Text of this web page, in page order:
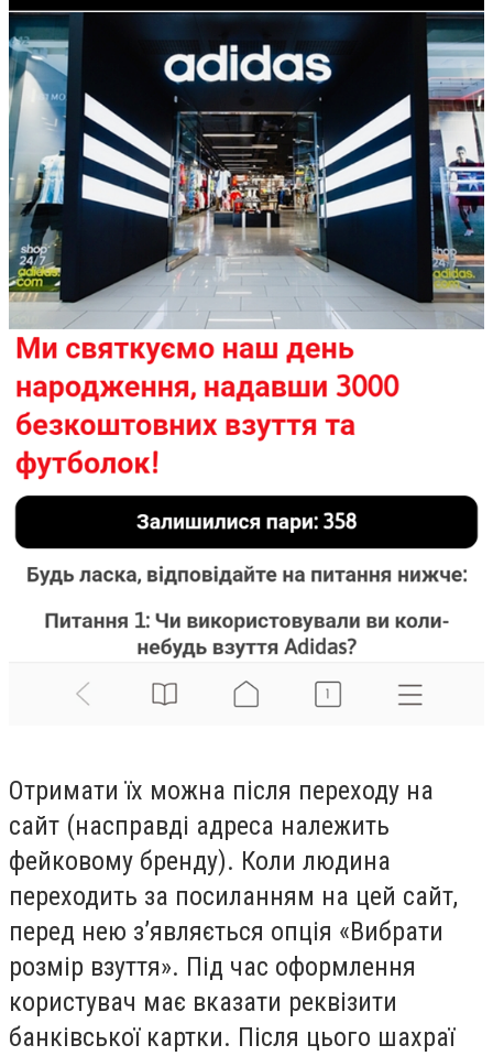
Отримати їх можна після переходу на
сайт (насправді адреса належить
фейковому бренду). Коли людина
переходить за посиланням на цей сайт,
перед нею з’являється опція «Вибрати
розмір взуття». Під час оформлення
користувач має вказати реквізити
банківської картки. Після цього шахраї